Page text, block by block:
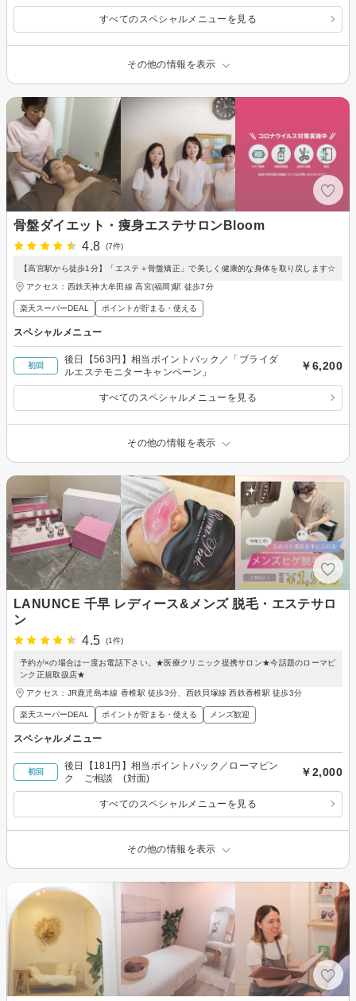
すべてのスペシャルメニューを見る
その他の情報を表示
骨盤ダイエット・痩身エステサロンBloom
4.8
(7件)
【高宮駅から徒歩1分】「エステ＋骨盤矯正」で美しく健康的な身体を取り戻します☆
アクセス：西鉄天神大牟田線 高宮(福岡)駅 徒歩7分
楽天スーパーDEAL ポイントが貯まる・使える
スペシャルメニュー
初回
後日【563円】相当ポイントバック／「ブライダ
ルエステモニターキャンペーン」
￥6,200
すべてのスペシャルメニューを見る
その他の情報を表示
LANUNCE 千早 レディース&メンズ 脱毛・エステサロ
ン
4.5
(1件)
予約が×の場合は一度お電話下さい。★医療クリニック提携サロン★今話題のローマピ
ンク正規取扱店★
アクセス：JR鹿児島本線 香椎駅 徒歩3分、西鉄貝塚線 西鉄香椎駅 徒歩3分
楽天スーパーDEAL ポイントが貯まる・使える メンズ歓迎
スペシャルメニュー
初回
後日【181円】相当ポイントバック／ローマピン
ク ご相談 (対面)
￥2,000
すべてのスペシャルメニューを見る
その他の情報を表示